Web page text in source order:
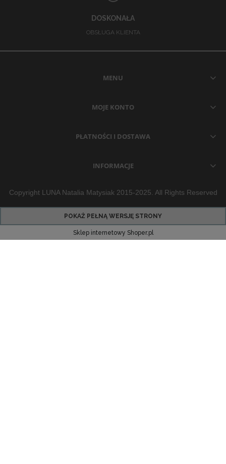
DOSKONAŁA
OBSŁUGA KLIENTA
MENU
MOJE KONTO
PŁATNOŚCI I DOSTAWA
INFORMACJE
Copyright LUNA Natalia Matysiak 2015-2025. All Rights Reserved
POKAŻ PEŁNĄ WERSJĘ STRONY
Sklep internetowy Shoper.pl